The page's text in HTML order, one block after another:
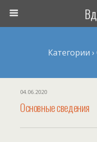
Категории ›
04.06.2020
Основные сведения